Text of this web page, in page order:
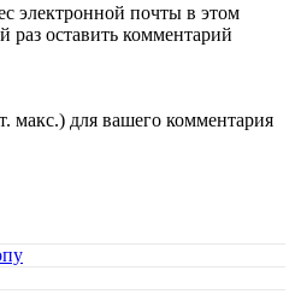
электронной почты в этом
раз оставить комментарий
макс.) для вашего комментария